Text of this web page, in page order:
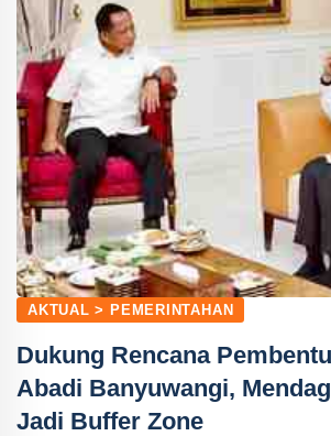
AKTUAL > PEMERINTAHAN
Dukung Rencana
Abadi Banyuwangi,
Jadi Buffer Zone